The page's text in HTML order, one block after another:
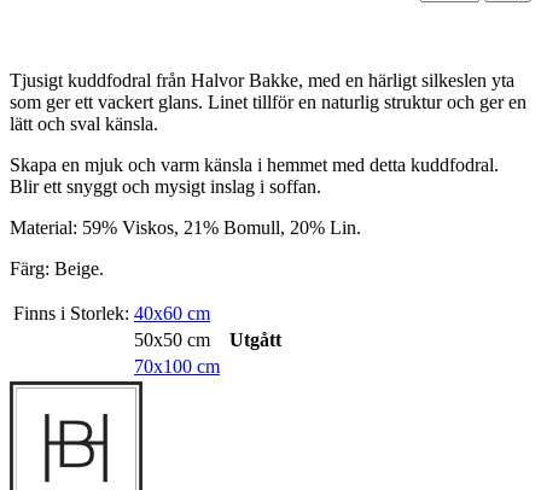
Tjusigt kuddfodral från Halvor Bakke, med en härligt silkeslen yta
som ger ett vackert glans. Linet tillför en naturlig struktur och ger en
lätt och sval känsla.
Skapa en mjuk och varm känsla i hemmet med detta kuddfodral.
Blir ett snyggt och mysigt inslag i soffan.
Material: 59% Viskos, 21% Bomull, 20% Lin.
Färg: Beige.
Finns i Storlek: 40x60 cm
50x50 cm
Utgått
70x100 cm